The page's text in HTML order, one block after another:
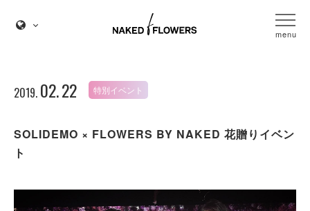
menu
2019. 02.22 特別イベント
SOLIDEMO × FLOWERS BY NAKED 花贈りイベン
ト